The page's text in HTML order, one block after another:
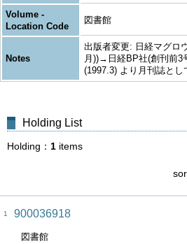
Volume -
Location Code
図書館
Notes
出版者変更: 日経マグロ
月))→日経BP社(創刊前3
(1997.3) より月刊誌とし
Holding List
Holding 1 items
1 900036918
図書館